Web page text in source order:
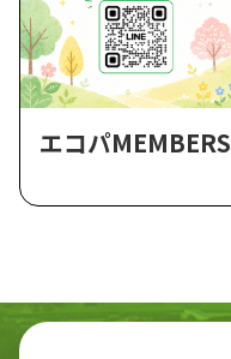
エコパMEMBERS